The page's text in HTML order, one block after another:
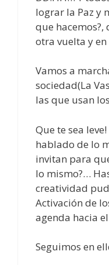
lograr la Paz y
que
otra vuelta y
Vamos a
sociedad(La
las que usan
Que te sea
hablado de lo
invitan para
lo mismo?…
creatividad
Activación de
agenda hacia
Seguimos en